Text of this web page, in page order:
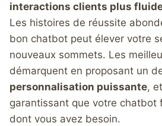
interactions clients plus
Les histoires de réussite
bon chatbot peut élever votre
nouveaux sommets. Les
démarquent en proposant un
personnalisation puissante, et
garantissant que votre chatbot
dont vous avez besoin.